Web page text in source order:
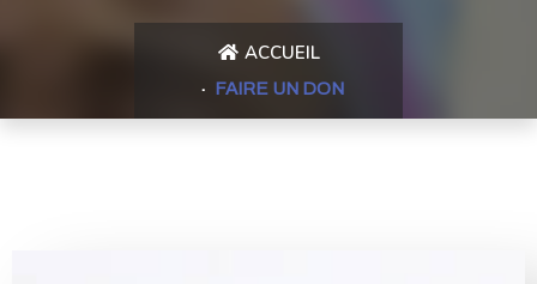
ACCUEIL
FAIRE UN DON